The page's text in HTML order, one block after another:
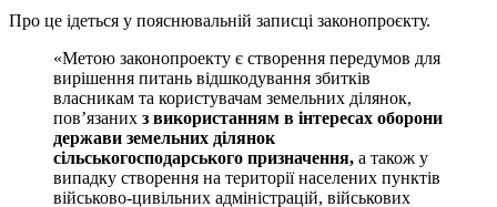
Про це ідеться у пояснювальній записці законопроєкту.
«Метою законопроекту є створення передумов для
вирішення питань відшкодування збитків
власникам та користувачам земельних ділянок,
пов’язаних з використанням в інтересах оборони
держави земельних ділянок
сільськогосподарського призначення, а також у
випадку створення на території населених пунктів
військово-цивільних адміністрацій, військових